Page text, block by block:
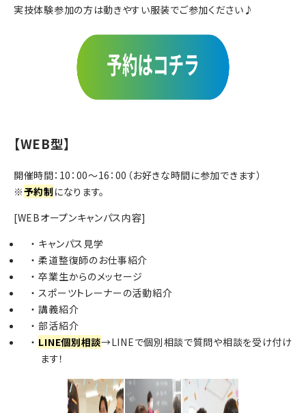
実技体験参加の方は動きやすい服装でご参加ください♪
【WEB型】
開催時間：10：00～16：00（お好きな時間に参加できます）
※予約制になります。
[WEBオープンキャンパス内容]
キャンパス見学
柔道整復師のお仕事紹介
卒業生からのメッセージ
スポーツトレーナーの活動紹介
講義紹介
部活紹介
LINE個別相談→LINEで個別相談で質問や相談を受け付け
ます！